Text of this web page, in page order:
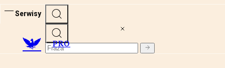
Serwisy
PRO